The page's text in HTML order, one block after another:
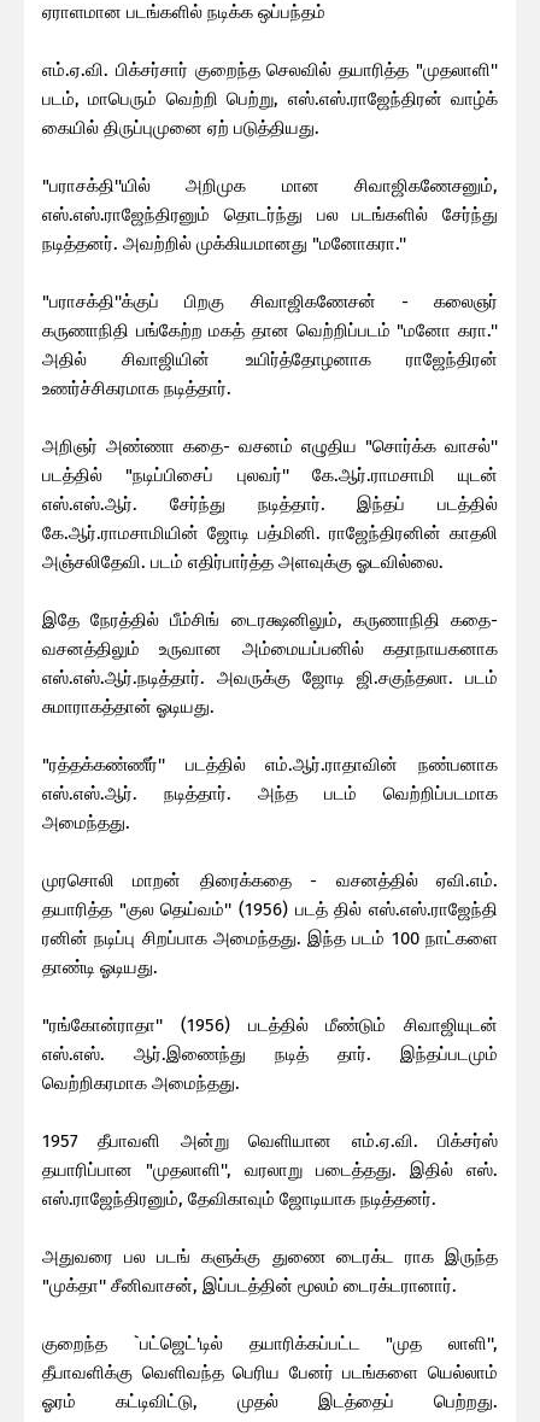
ஏராளமான படங்களில் நடிக்க ஒப்பந்தம்
எம்.ஏ.வி. பிக்சர்சார் குறைந்த செலவில் தயாரித்த "முதலாளி''
படம், மாபெரும் வெற்றி பெற்று, எஸ்.எஸ்.ராஜேந்திரன் வாழ்க்
கையில் திருப்புமுனை ஏற் படுத்தியது.
"பராசக்தி''யில் அறிமுக மான சிவாஜிகணேசனும்,
எஸ்.எஸ்.ராஜேந்திரனும் தொடர்ந்து பல படங்களில் சேர்ந்து
நடித்தனர். அவற்றில் முக்கியமானது "மனோகரா.''
"பராசக்தி''க்குப் பிறகு சிவாஜிகணேசன் - கலைஞர்
கருணாநிதி பங்கேற்ற மகத் தான வெற்றிப்படம் "மனோ கரா.''
அதில் சிவாஜியின் உயிர்த்தோழனாக ராஜேந்திரன்
உணர்ச்சிகரமாக நடித்தார்.
அறிஞர் அண்ணா கதை- வசனம் எழுதிய "சொர்க்க வாசல்''
படத்தில் "நடிப்பிசைப் புலவர்'' கே.ஆர்.ராமசாமி யுடன்
எஸ்.எஸ்.ஆர். சேர்ந்து நடித்தார். இந்தப் படத்தில்
கே.ஆர்.ராமசாமியின் ஜோடி பத்மினி. ராஜேந்திரனின் காதலி
அஞ்சலிதேவி. படம் எதிர்பார்த்த அளவுக்கு ஓடவில்லை.
இதே நேரத்தில் பீம்சிங் டைரக்ஷனிலும், கருணாநிதி கதை-
வசனத்திலும் உருவான அம்மையப்பனில் கதாநாயகனாக
எஸ்.எஸ்.ஆர்.நடித்தார். அவருக்கு ஜோடி ஜி.சகுந்தலா. படம்
சுமாராகத்தான் ஓடியது.
"ரத்தக்கண்ணீர்'' படத்தில் எம்.ஆர்.ராதாவின் நண்பனாக
எஸ்.எஸ்.ஆர். நடித்தார். அந்த படம் வெற்றிப்படமாக
அமைந்தது.
முரசொலி மாறன் திரைக்கதை - வசனத்தில் ஏவி.எம்.
தயாரித்த "குல தெய்வம்'' (1956) படத் தில் எஸ்.எஸ்.ராஜேந்தி
ரனின் நடிப்பு சிறப்பாக அமைந்தது. இந்த படம் 100 நாட்களை
தாண்டி ஓடியது.
"ரங்கோன்ராதா'' (1956) படத்தில் மீண்டும் சிவாஜியுடன்
எஸ்.எஸ். ஆர்.இணைந்து நடித் தார். இந்தப்படமும்
வெற்றிகரமாக அமைந்தது.
1957 தீபாவளி அன்று வெளியான எம்.ஏ.வி. பிக்சர்ஸ்
தயாரிப்பான "முதலாளி'', வரலாறு படைத்தது. இதில் எஸ்.
எஸ்.ராஜேந்திரனும், தேவிகாவும் ஜோடியாக நடித்தனர்.
அதுவரை பல படங் களுக்கு துணை டைரக்ட ராக இருந்த
"முக்தா'' சீனிவாசன், இப்படத்தின் மூலம் டைரக்டரானார்.
குறைந்த `பட்ஜெட்'டில் தயாரிக்கப்பட்ட "முத லாளி'',
தீபாவளிக்கு வெளிவந்த பெரிய பேனர் படங்களை யெல்லாம்
ஓரம் கட்டிவிட்டு, முதல் இடத்தைப் பெற்றது.